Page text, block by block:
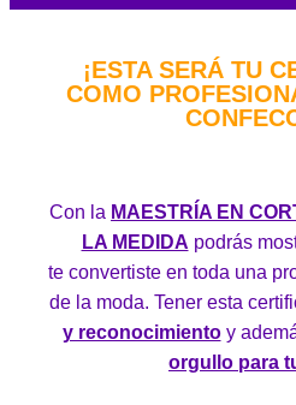
¡ESTA SERÁ TU
COMO
Con la MAESTRÍA EN
LA MEDIDA podrás
te convertiste en toda una
de la moda. Tener esta
y reconocimientoy
orgullo para